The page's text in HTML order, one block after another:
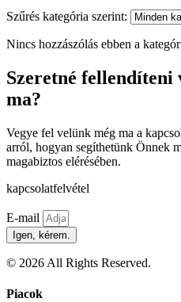
Szűrés kategória szerint:
Nincs hozzászólás ebben a
Szeretné fellendíteni
ma?
Vegye fel velünk még ma a
arról, hogyan segíthetünk Önnek
magabiztos elérésében.
kapcsolatfelvétel
E-mail
Igen, kérem.
© 2026 All Rights Reserved.
Piacok